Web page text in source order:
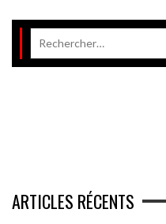
ARTICLES RÉCENTS